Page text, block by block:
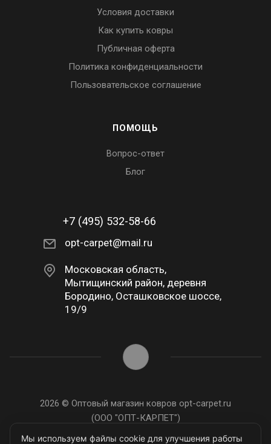
Условия доставки
Как купить ковры
Публичная оферта
Политика конфиденциальности
Пользовательское соглашение
ПОМОЩЬ
Вопрос-ответ
Блог
+7 (495) 532-58-66
opt-carpet@mail.ru
Московская область,
Мытищинский район, деревня
Бородино, Осташковское шоссе,
19/9
2026 © Оптовый магазин ковров opt-carpet.ru
(ООО "ОПТ-КАРПЕТ")
ИНН: 7743907105
Мы используем файлы cookie для улучшения работы